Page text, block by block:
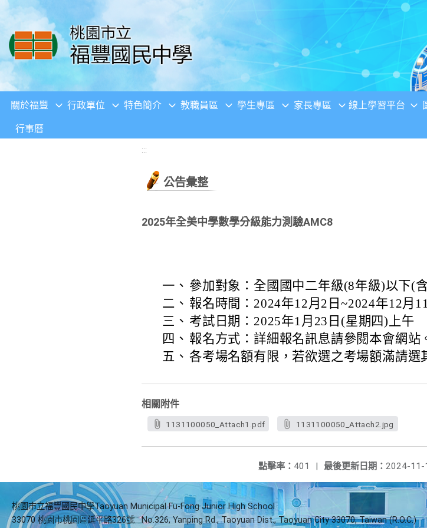
移至網頁之主要內容區位置
關於福豐 行政單位 特色簡介 教職員區 學生專區 家長專區 線上學習平台
行事曆
:::
公告彙整
2025年全美中學數學分級能力測驗AMC8
一、 參加對象：全國國中二年級(8年級)以下(
二、 報名時間：2024年12月2日~2024年12月
三、 考試日期：2025年1月23日(星期四)上午
四、 報名方式：詳細報名訊息請參閱本會網站
五、 各考場名額有限，若欲選之考場額滿請選
相關附件
1131100050_Attach1.pdf 1131100050_Attach2.jpg
最後更新日期： 2024-11-
點擊率： 401 |
桃園市立福豐國民中學Taoyuan Municipal Fu-Fong Junior High School
33070 桃園市桃園區延平路326號
No.326, Yanping Rd., Taoyuan Dist., Taoyuan City 33070, Taiwan (R.O.C.)